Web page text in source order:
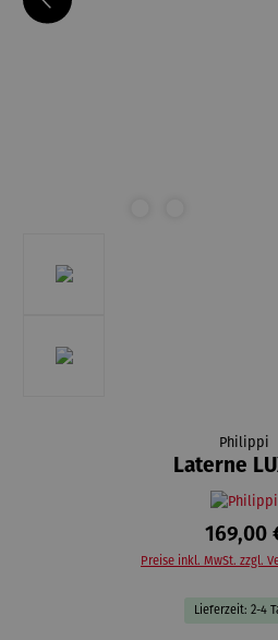
Philippi
Laterne
169,00
Preise inkl. MwSt. zzgl.
Lieferzeit: 2-4